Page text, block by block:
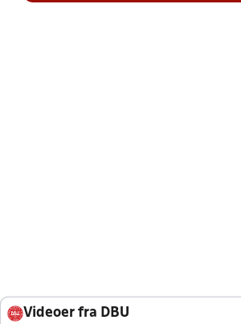
Videoer fra DBU